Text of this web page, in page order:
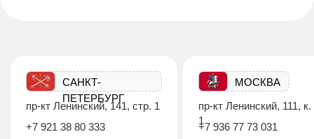
САНКТ-
ПЕТЕРБУРГ
пр-кт Ленинский, 141, стр. 1
+7 921 38 80 333
МОСКВА
пр-кт Ленинский, 111, к.
1
+7 936 77 73 031